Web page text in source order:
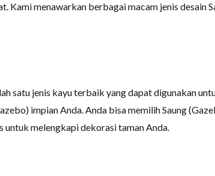
Kami menawarkan berbagai macam jenis desain
satu jenis kayu terbaik yang dapat digunakan
impian Anda. Anda bisa memilih Saung
untuk melengkapi dekorasi taman Anda.